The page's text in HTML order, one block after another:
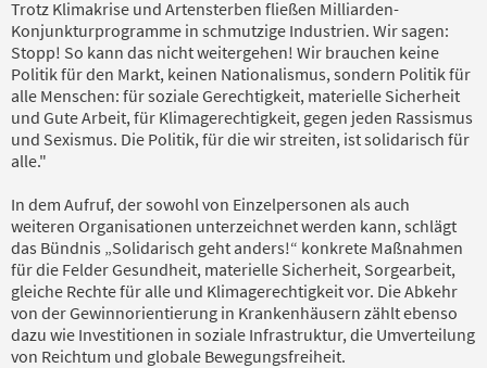
Trotz Klimakrise und Artensterben fließen Milliarden-
Konjunkturprogramme in schmutzige Industrien. Wir sagen:
Stopp! So kann das nicht weitergehen! Wir brauchen keine
Politik für den Markt, keinen Nationalismus, sondern Politik für
alle Menschen: für soziale Gerechtigkeit, materielle Sicherheit
und Gute Arbeit, für Klimagerechtigkeit, gegen jeden Rassismus
und Sexismus. Die Politik, für die wir streiten, ist solidarisch für
alle."
In dem Aufruf, der sowohl von Einzelpersonen als auch
weiteren Organisationen unterzeichnet werden kann, schlägt
das Bündnis „Solidarisch geht anders!“ konkrete Maßnahmen
für die Felder Gesundheit, materielle Sicherheit, Sorgearbeit,
gleiche Rechte für alle und Klimagerechtigkeit vor. Die Abkehr
von der Gewinnorientierung in Krankenhäusern zählt ebenso
dazu wie Investitionen in soziale Infrastruktur, die Umverteilung
von Reichtum und globale Bewegungsfreiheit.